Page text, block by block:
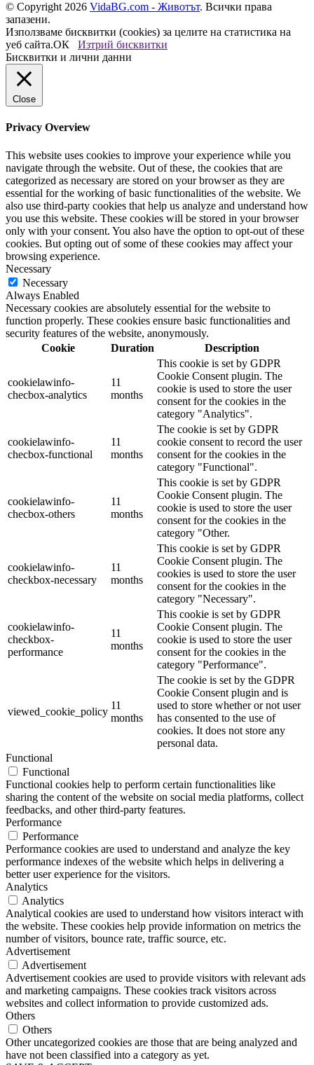
© Copyright 2026 VidaBG.com - Животът. Всички права
запазени.
Използваме бисквитки (cookies) за целите на статистика на
уеб сайта.ОК
Изтрий бисквитки
Бисквитки и лични данни
Close
Privacy Overview
This website uses cookies to improve your experience while you
navigate through the website. Out of these, the cookies that are
categorized as necessary are stored on your browser as they are
essential for the working of basic functionalities of the website. We
also use third-party cookies that help us analyze and understand how
you use this website. These cookies will be stored in your browser
only with your consent. You also have the option to opt-out of these
cookies. But opting out of some of these cookies may affect your
browsing experience.
Necessary
Necessary
Always Enabled
Necessary cookies are absolutely essential for the website to
function properly. These cookies ensure basic functionalities and
security features of the website, anonymously.
Cookie
Duration Description
cookielawinfo-
checbox-analytics
11
months
This cookie is set by GDPR
Cookie Consent plugin. The
cookie is used to store the user
consent for the cookies in the
category "Analytics".
cookielawinfo-
checbox-functional
11
months
The cookie is set by GDPR
cookie consent to record the user
consent for the cookies in the
category "Functional".
cookielawinfo-
checbox-others
11
months
This cookie is set by GDPR
Cookie Consent plugin. The
cookie is used to store the user
consent for the cookies in the
category "Other.
cookielawinfo-
checkbox-necessary
11
months
This cookie is set by GDPR
Cookie Consent plugin. The
cookies is used to store the user
consent for the cookies in the
category "Necessary".
cookielawinfo-
checkbox-
performance
11
months
This cookie is set by GDPR
Cookie Consent plugin. The
cookie is used to store the user
consent for the cookies in the
category "Performance".
viewed_cookie_policy
11
months
The cookie is set by the GDPR
Cookie Consent plugin and is
used to store whether or not user
has consented to the use of
cookies. It does not store any
personal data.
Functional
Functional
Functional cookies help to perform certain functionalities like
sharing the content of the website on social media platforms, collect
feedbacks, and other third-party features.
Performance
Performance
Performance cookies are used to understand and analyze the key
performance indexes of the website which helps in delivering a
better user experience for the visitors.
Analytics
Analytics
Analytical cookies are used to understand how visitors interact with
the website. These cookies help provide information on metrics the
number of visitors, bounce rate, traffic source, etc.
Advertisement
Advertisement
Advertisement cookies are used to provide visitors with relevant ads
and marketing campaigns. These cookies track visitors across
websites and collect information to provide customized ads.
Others
Others
Other uncategorized cookies are those that are being analyzed and
have not been classified into a category as yet.